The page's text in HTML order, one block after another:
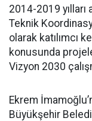
2014-2019
Teknik
olarak katılımcı
konusunda
Vizyon 2030
Ekrem
Büyükşehir